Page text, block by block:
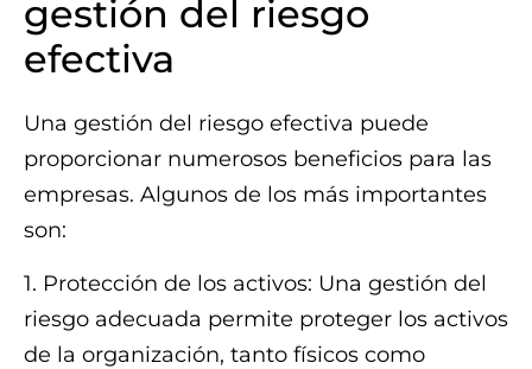
gestión del riesgo
efectiva
Una gestión del riesgo efectiva puede
proporcionar numerosos beneficios para las
empresas. Algunos de los más importantes
son:
1. Protección de los activos: Una gestión del
riesgo adecuada permite proteger los activos
de la organización, tanto físicos como